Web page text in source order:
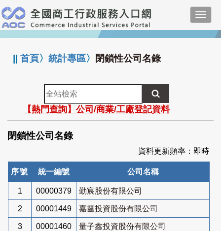
跳
到
主
要
:::
||首頁〉統計專區〉 閉鎖性公司名錄
全
站
檢
索
【熱門查詢】公司/商業/工廠登記資料
閉鎖性公司名錄
資料更新頻率：即時
序號 統一編號 公司名稱
1 00000379 勤宸股份有限公司
2 00001449 嘉霆投資股份有限公司
3 00001460 量子鑫投資股份有限公司